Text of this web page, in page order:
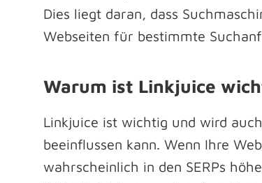
Dies liegt daran, dass
Webseiten für bestimmte
Warum ist Linkjuice
Linkjuice ist wichtig und wird
beeinflussen kann. Wenn Ihre
wahrscheinlich in den SERPs